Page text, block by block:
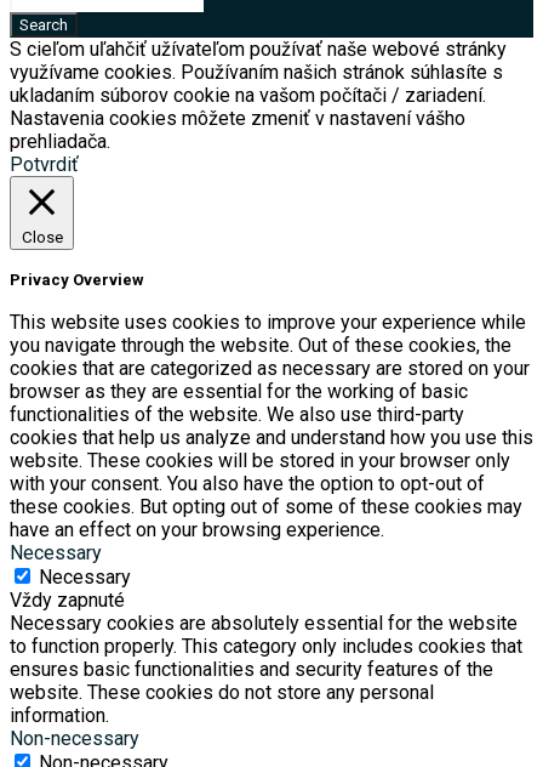
S cieľom uľahčiť užívateľom používať naše webové stránky
využívame cookies. Používaním našich stránok súhlasíte s
ukladaním súborov cookie na vašom počítači / zariadení.
Nastavenia cookies môžete zmeniť v nastavení vášho
prehliadača.
Potvrdiť
Close
Privacy Overview
This website uses cookies to improve your experience while
you navigate through the website. Out of these cookies, the
cookies that are categorized as necessary are stored on your
browser as they are essential for the working of basic
functionalities of the website. We also use third-party
cookies that help us analyze and understand how you use this
website. These cookies will be stored in your browser only
with your consent. You also have the option to opt-out of
these cookies. But opting out of some of these cookies may
have an effect on your browsing experience.
Necessary
Necessary
Vždy zapnuté
Necessary cookies are absolutely essential for the website
to function properly. This category only includes cookies that
ensures basic functionalities and security features of the
website. These cookies do not store any personal
information.
Non-necessary
Non-necessary